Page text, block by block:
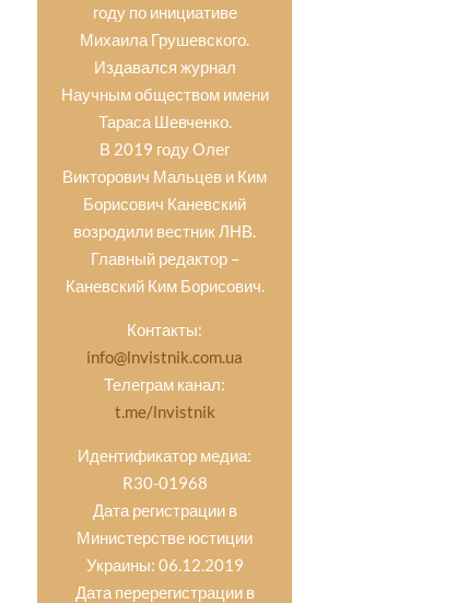
году по инициативе
Михаила Грушевского.
Издавался журнал
Научным обществом имени
Тараса Шевченко.
В 2019 году Олег
Викторович Мальцев и Ким
Борисович Каневский
возродили вестник ЛНВ.
Главный редактор –
Каневский Ким Борисович.
Контакты:
info@lnvistnik.com.ua
Телеграм канал:
t.me/lnvistnik
Идентификатор медиа:
R30-01968
Дата регистрации в
Министерстве юстиции
Украины: 06.12.2019
Дата перерегистрации в